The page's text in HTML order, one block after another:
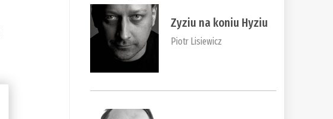
Zyziu na koniu Hyziu
Piotr Lisiewicz